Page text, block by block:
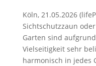
Köln, 21.05.2026
Sichtschutzzaun
Garten sind
Vielseitigkeit sehr
harmonisch in jedes